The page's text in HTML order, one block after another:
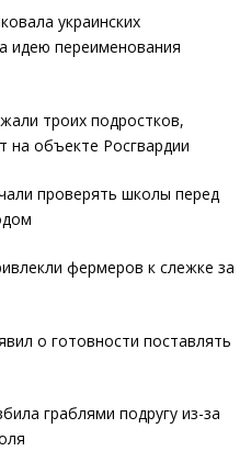
украинских
идею переименования
троих подростков,
на объекте Росгвардии
проверять школы перед
фермеров к слежке за
о готовности поставлять
граблями подругу из-за